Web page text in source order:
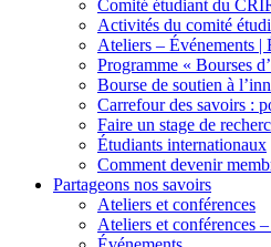
Comité étudiant du
Activités du comité
Ateliers – Événements |
Programme « Bourses
Bourse de soutien à
Carrefour des savoirs :
Faire un stage de
Étudiants internationaux
Comment devenir
Partageons nos savoirs
Ateliers et conférences
Ateliers et conférences